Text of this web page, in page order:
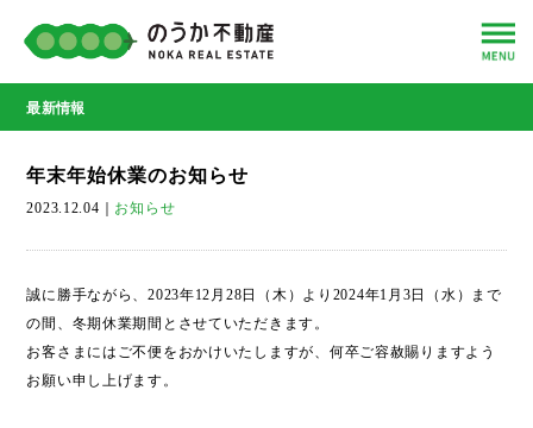
最新情報
年末年始休業のお知らせ
2023.12.04 お知らせ
誠に勝手ながら、2023年12月28日（木）より2024年1月3日（水）まで
の間、冬期休業期間とさせていただきます。
お客さまにはご不便をおかけいたしますが、何卒ご容赦賜りますよう
お願い申し上げます。